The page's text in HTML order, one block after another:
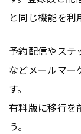
と同じ機能を利
予約配信やステ
などメールマー
す。
有料版に移行を
う。